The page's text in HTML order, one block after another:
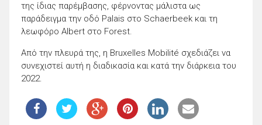
της ίδιας παρέμβασης, φέρνοντας μάλιστα ως
παράδειγμα την οδό Palais στο Schaerbeek και τη
λεωφόρο Albert στο Forest.
Από την πλευρά της, η Bruxelles Mobilité σχεδιάζει να
συνεχιστεί αυτή η διαδικασία και κατά την διάρκεια του
2022.